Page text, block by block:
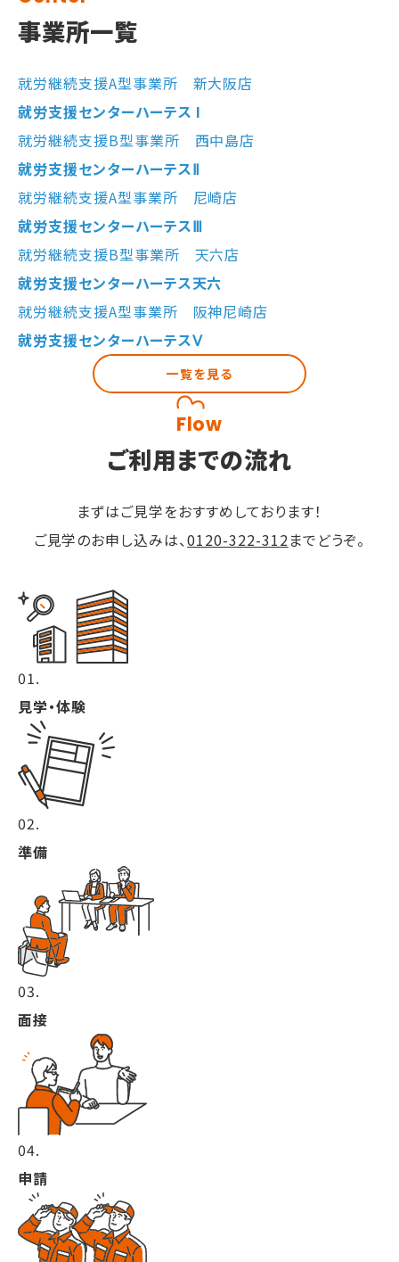
事業所一覧
就労継続支援A型事業所 新大阪店
就労支援センターハーテス I
就労継続支援B型事業所 西中島店
就労支援センターハーテスⅡ
就労継続支援A型事業所 尼崎店
就労支援センターハーテスⅢ
就労継続支援B型事業所 天六店
就労支援センターハーテス天六
就労継続支援A型事業所 阪神尼崎店
就労支援センターハーテスⅤ
一覧を見る
Flow
ご利用までの流れ
まずはご見学をおすすめしております！
ご見学のお申し込みは、0120-322-312 までどうぞ。
01.
見学・体験
02.
準備
03.
面接
04.
申請